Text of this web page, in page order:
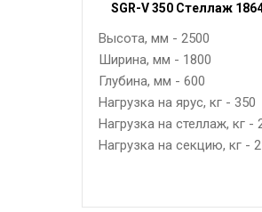
SGR-V 350 Стеллаж
Высота, мм - 2500
Ширина, мм - 1800
Глубина, мм - 600
Нагрузка на ярус, кг - 350
Нагрузка на стеллаж, кг -
Нагрузка на секцию, кг -